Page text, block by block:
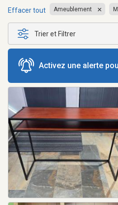
Effacer tout Ameublement
Trier et Filtrer
Activez une alerte